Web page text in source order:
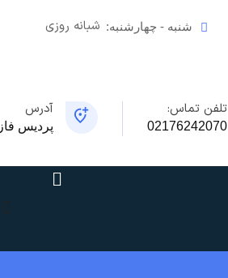
شنبه - چهارشنبه:شبانه روزی
تلفن تماس:
02176242070
آدرس
پردیس فاز 2 ، ضلع شمال غربی میدان امام